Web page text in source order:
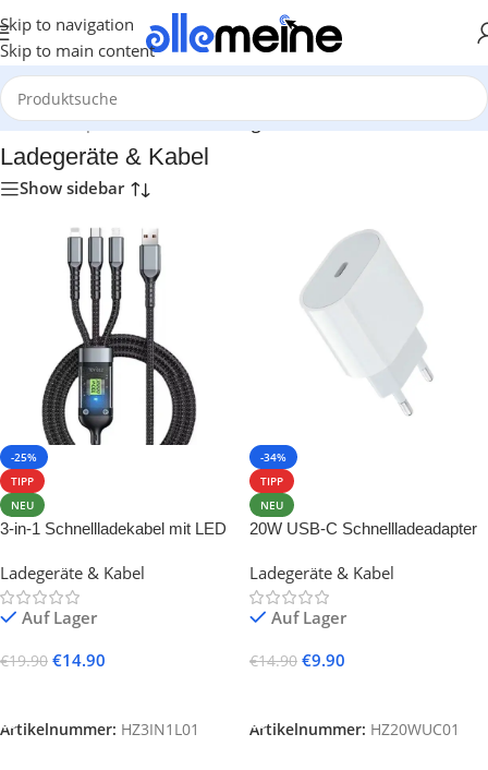
Skip to navigation
Skip to main content
Start/Smartphones & Audio/Ladegeräte & Kabel
Ladegeräte & Kabel
Show sidebar
-25%
TIPP
NEU
3-in-1 Schnellladekabel mit LED
Ladegeräte & Kabel
Auf Lager
€19.90 €14.90
Artikelnummer: HZ3IN1L01
-34%
TIPP
NEU
20W USB-C Schnellladeadapter
Ladegeräte & Kabel
Auf Lager
€14.90 €9.90
Artikelnummer: HZ20WUC01